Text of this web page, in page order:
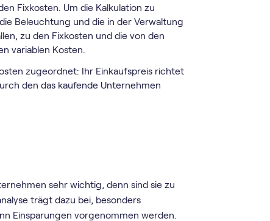
Fixkosten. Um die Kalkulation zu
Beleuchtung und die in der Verwaltung
zu den Fixkosten und die von den
variablen Kosten.
zugeordnet: Ihr Einkaufspreis richtet
den das kaufende Unternehmen
sehr wichtig, denn sind sie zu
trägt dazu bei, besonders
Einsparungen vorgenommen werden.